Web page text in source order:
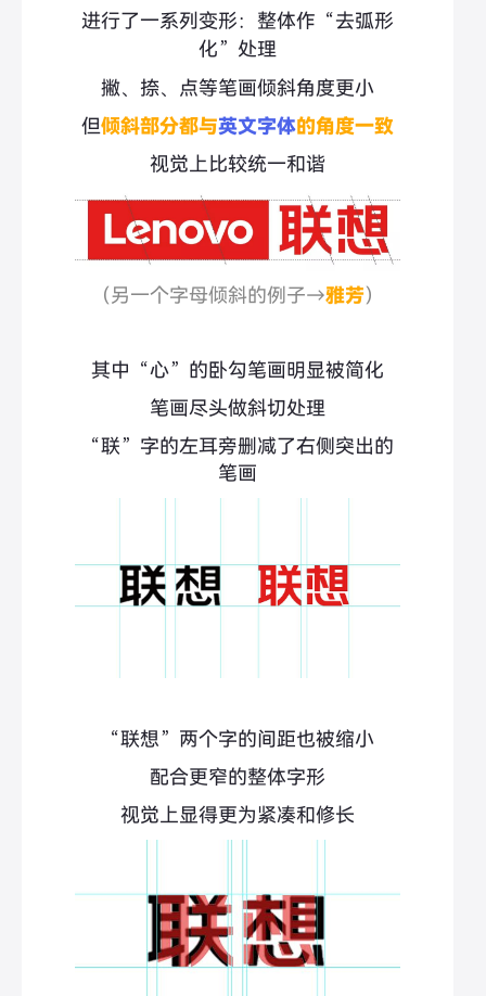
进行了一系列变形： 整体作“去弧形
化”处理
撇、捺、点等笔画倾斜角度更小
但倾斜部分都与英文字体的角度一致
视觉上比较统一和谐
（另一个字母倾斜的例子→雅芳）
其中“心”的卧勾笔画明显被简化
笔画尽头做斜切处理
“联”字的左耳旁删减了右侧突出的
笔画
“联想”两个字的间距也被缩小
配合更窄的整体字形
视觉上显得更为紧凑和修长